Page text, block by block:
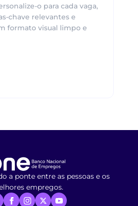
o para cada vaga,
chave relevantes e
formato visual limpo e
a ponte entre as pessoas e os
empregos.